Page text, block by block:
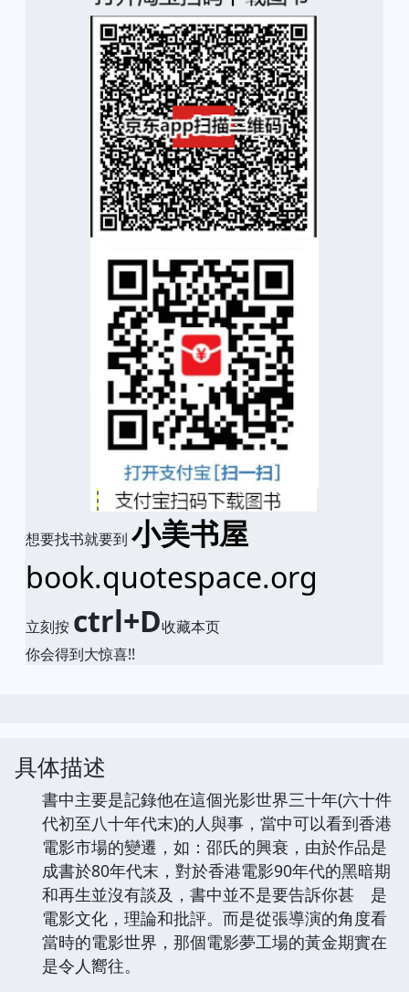
想要找书就要到 小美书屋
book.quotespace.org
立刻按 ctrl+D收藏本页
你会得到大惊喜!!
具体描述
書中主要是記錄他在這個光影世界三十年(六十件
代初至八十年代末)的人與事，當中可以看到香港
電影市場的變遷，如：邵氏的興衰，由於作品是
成書於80年代末，對於香港電影90年代的黑暗期
和再生並沒有談及，書中並不是要告訴你甚 是
電影文化，理論和批評。而是從張導演的角度看
當時的電影世界，那個電影夢工場的黃金期實在
是令人嚮往。